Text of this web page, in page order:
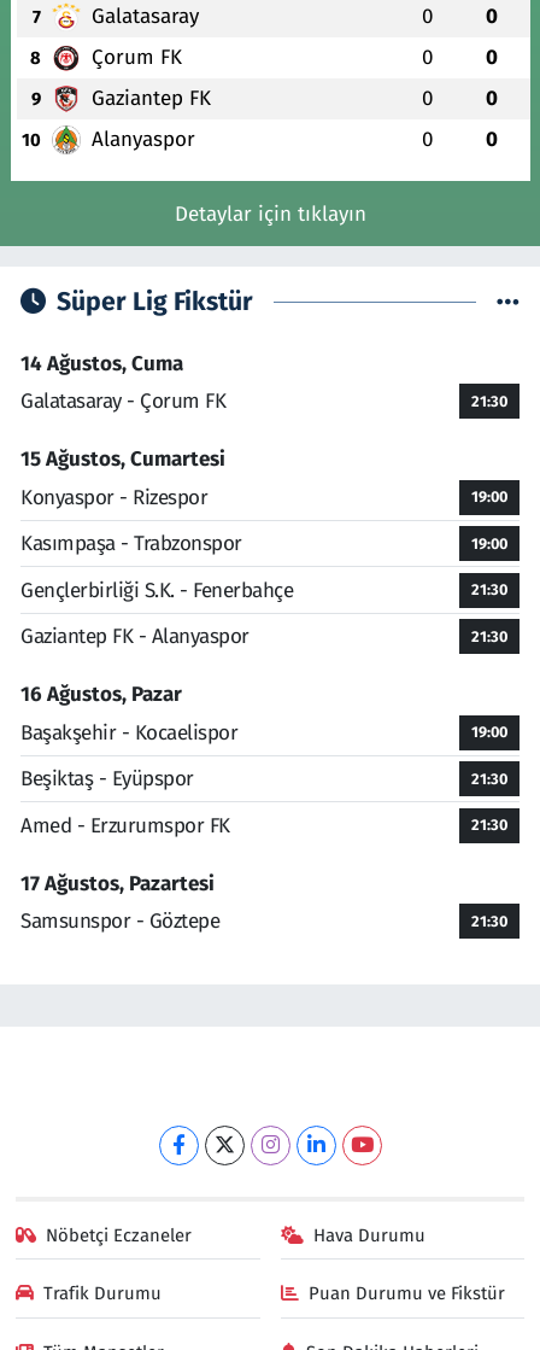
7 Galatasaray 0 0
8 Çorum FK 0 0
9 Gaziantep FK 0 0
10 Alanyaspor 0 0
Detaylar için tıklayın
Süper Lig Fikstür
14 Ağustos, Cuma
Galatasaray - Çorum FK
21:30
15 Ağustos, Cumartesi
Konyaspor - Rizespor
19:00
Kasımpaşa - Trabzonspor 19:00
Gençlerbirliği S.K. - Fenerbahçe 21:30
Gaziantep FK - Alanyaspor 21:30
16 Ağustos, Pazar
Başakşehir - Kocaelispor
19:00
Beşiktaş - Eyüpspor 21:30
Amed - Erzurumspor FK 21:30
17 Ağustos, Pazartesi
Samsunspor - Göztepe
21:30
Nöbetçi Eczaneler Hava Durumu
Trafik Durumu Puan Durumu ve Fikstür